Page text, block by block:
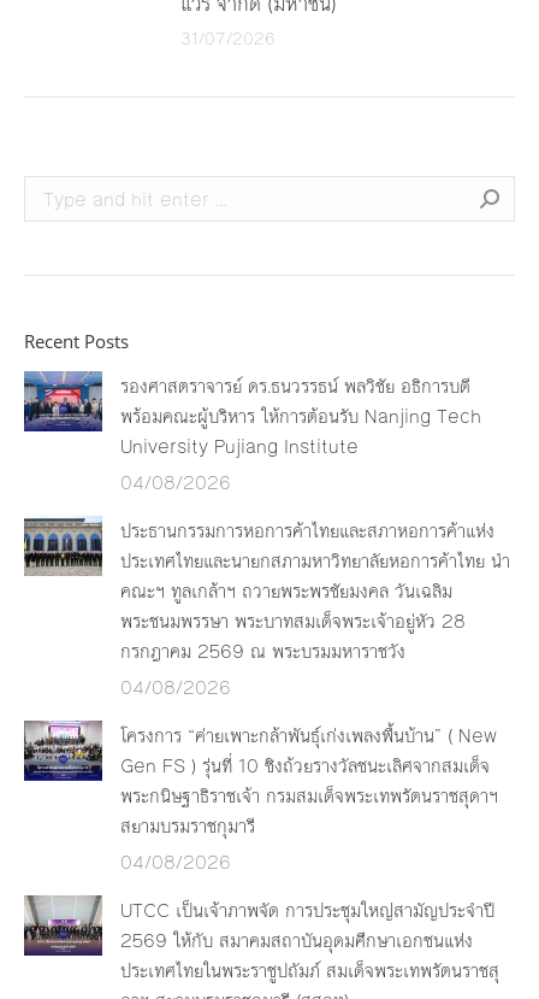
31/07/2026
Search:
Recent Posts
รองศาสตราจารย์ ดร.ธนวรรธน์ พลวิชัย อธิการบดี
พร้อมคณะผู้บริหาร ให้การต้อนรับ Nanjing Tech
University Pujiang Institute
04/08/2026
ประธานกรรมการหอการค้าไทยและสภาหอการค้าแห่ง
ประเทศไทยและนายกสภามหาวิทยาลัยหอการค้าไทย นำ
คณะฯ ทูลเกล้าฯ ถวายพระพรชัยมงคล วันเฉลิม
พระชนมพรรษา พระบาทสมเด็จพระเจ้าอยู่หัว 28
กรกฎาคม 2569 ณ พระบรมมหาราชวัง
04/08/2026
โครงการ “ค่ายเพาะกล้าพันธุ์เก่งเพลงพื้นบ้าน” ( New
Gen FS ) รุ่นที่ 10 ชิงถ้วยรางวัลชนะเลิศจากสมเด็จ
พระกนิษฐาธิราชเจ้า กรมสมเด็จพระเทพรัตนราชสุดาฯ
สยามบรมราชกุมารี
04/08/2026
UTCC เป็นเจ้าภาพจัด การประชุมใหญ่สามัญประจำปี
2569 ให้กับ สมาคมสถาบันอุดมศึกษาเอกชนแห่ง
ประเทศไทยในพระราชูปถัมภ์ สมเด็จพระเทพรัตนราชสุ